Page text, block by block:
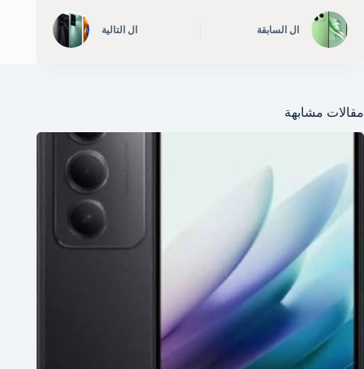
ال السابقة ال التالية
مقالات مشابهة